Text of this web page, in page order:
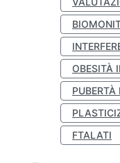
OBESITÀ
PUBERTÀ
FTALATI